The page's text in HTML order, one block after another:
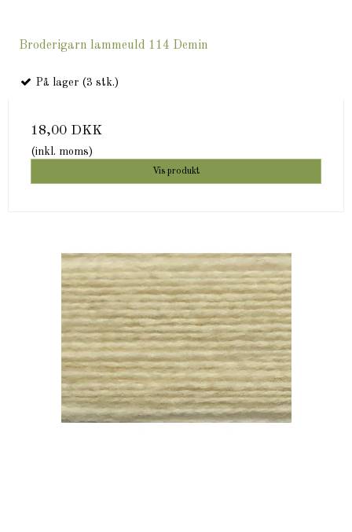
Broderigarn lammeuld 114 Demin
På lager (3 stk.)
18,00 DKK
(inkl. moms)
Vis produkt